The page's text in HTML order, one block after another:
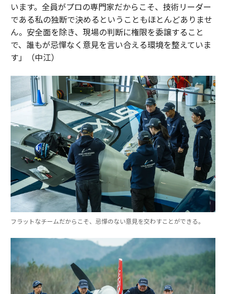
います。全員がプロの専門家だからこそ、技術リーダー
である私の独断で決めるということもほとんどありませ
ん。安全面を除き、現場の判断に権限を委譲すること
で、誰もが忌憚なく意見を言い合える環境を整えていま
す」（中江）
フラットなチームだからこそ、忌憚のない意見を交わすことができる。